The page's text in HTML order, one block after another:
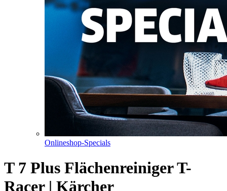
Onlineshop-Specials
T 7 Plus Flächenreiniger T-
Racer | Kärcher